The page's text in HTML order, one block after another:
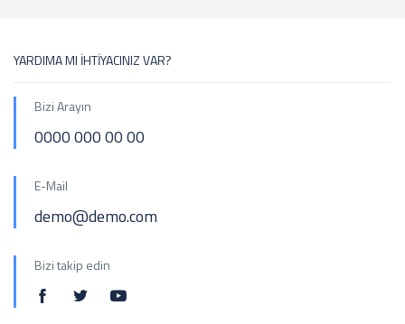
YARDIMA MI İHTİYACINIZ VAR?
Bizi Arayın
0000 000 00 00
E-Mail
demo@demo.com
Bizi takip edin